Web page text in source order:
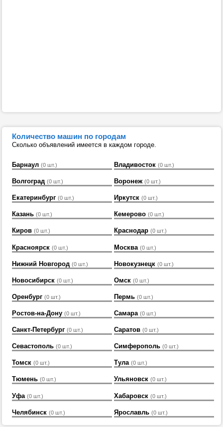
Количество машин по городам
Сколько объявлений имеется в каждом городе.
Барнаул (0 шт.) Владивосток (0 шт.)
Волгоград (0 шт.) Воронеж (0 шт.)
Екатеринбург (0 шт.) Иркутск (0 шт.)
Казань (0 шт.) Кемерово (0 шт.)
Киров (0 шт.) Краснодар (0 шт.)
Красноярск (0 шт.) Москва (0 шт.)
Нижний Новгород (0 шт.) Новокузнецк (0 шт.)
Новосибирск (0 шт.) Омск (0 шт.)
Оренбург (0 шт.) Пермь (0 шт.)
Ростов-на-Дону (0 шт.) Самара (0 шт.)
Санкт-Петербург (0 шт.) Саратов (0 шт.)
Севастополь (0 шт.) Симферополь (0 шт.)
Томск (0 шт.) Тула (0 шт.)
Тюмень (0 шт.) Ульяновск (0 шт.)
Уфа (0 шт.) Хабаровск (0 шт.)
Челябинск (0 шт.) Ярославль (0 шт.)